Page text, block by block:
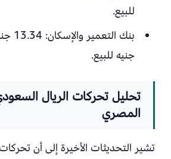
للبيع.
جنيه للبيع.
تحليل تحركات الريال
المصري
تشير التحديثات الأخيرة إلى أن